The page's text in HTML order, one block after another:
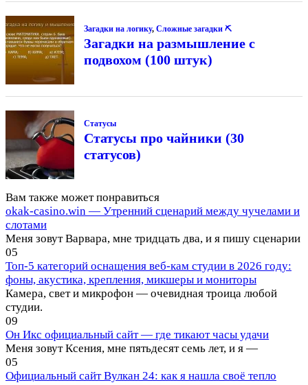
Загадки на логику, Сложные загадки ⛏
Загадки на размышление с
подвохом (100 штук)
Статусы
Статусы про чайники (30
статусов)
Вам также может понравиться
okak-casino.win — Утренний сценарий между чучелами и
слотами
Меня зовут Варвара, мне тридцать два, и я пишу сценарии
05
Топ-5 категорий оснащения веб-кам студии в 2026 году:
фоны, акустика, крепления, микшеры и мониторы
Камера, свет и микрофон — очевидная троица любой
студии.
09
Он Икс официальный сайт — где тикают часы удачи
Меня зовут Ксения, мне пятьдесят семь лет, и я —
05
Официальный сайт Вулкан 24: как я нашла своё тепло